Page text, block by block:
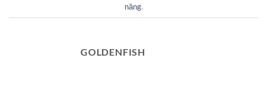
năng.
GOLDENFISH